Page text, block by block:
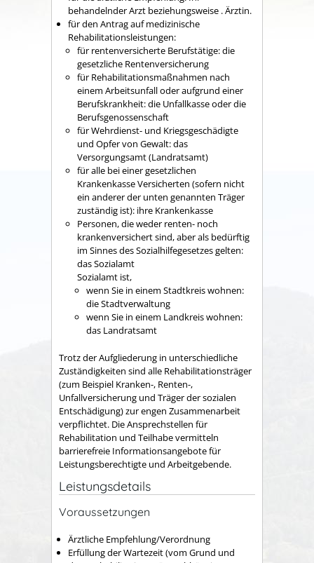
behandelnder Arzt beziehungsweise . Ärztin.
für den Antrag auf medizinische
Rehabilitationsleistungen:
für rentenversicherte Berufstätige: die
gesetzliche Rentenversicherung
für Rehabilitationsmaßnahmen nach
einem Arbeitsunfall oder aufgrund einer
Berufskrankheit: die Unfallkasse oder die
Berufsgenossenschaft
für Wehrdienst- und Kriegsgeschädigte
und Opfer von Gewalt: das
Versorgungsamt (Landratsamt)
für alle bei einer gesetzlichen
Krankenkasse Versicherten (sofern nicht
ein anderer der unten genannten Träger
zuständig ist): ihre Krankenkasse
Personen, die weder renten- noch
krankenversichert sind, aber als bedürftig
im Sinnes des Sozialhilfegesetzes gelten:
das Sozialamt
Sozialamt ist,
wenn Sie in einem Stadtkreis wohnen:
die Stadtverwaltung
wenn Sie in einem Landkreis wohnen:
das Landratsamt
Trotz der Aufgliederung in unterschiedliche
Zuständigkeiten sind alle Rehabilitationsträger
(zum Beispiel Kranken-, Renten-,
Unfallversicherung und Träger der sozialen
Entschädigung) zur engen Zusammenarbeit
verpflichtet. Die Ansprechstellen für
Rehabilitation und Teilhabe vermitteln
barrierefreie Informationsangebote für
Leistungsberechtigte und Arbeitgebende.
Leistungsdetails
Voraussetzungen
Ärztliche Empfehlung/Verordnung
Erfüllung der Wartezeit (vom Grund und